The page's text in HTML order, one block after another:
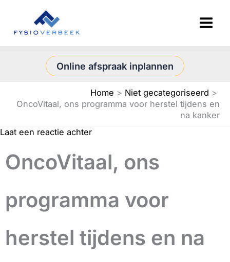
Online afspraak inplannen
Home
Niet gecategoriseerd
OncoVitaal, ons programma voor herstel tijdens en
na kanker
Laat een reactie achter
OncoVitaal, ons
programma voor
herstel tijdens en na